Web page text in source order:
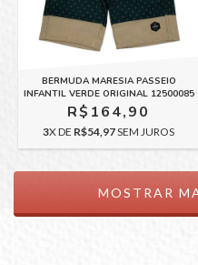
BERMUDA MARESIA PASSEIO
INFANTIL VERDE ORIGINAL 12500085
R$164,90
3X DE R$54,97SEM JUROS
MOSTRAR